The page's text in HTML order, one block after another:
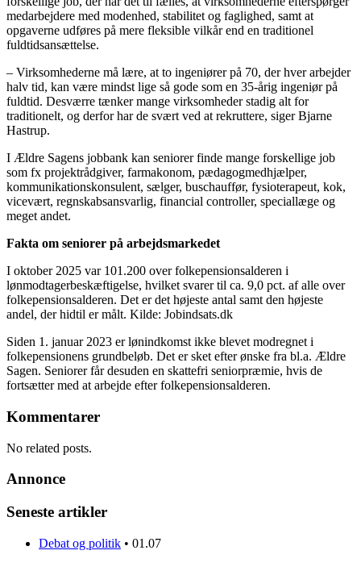
medarbejdere med modenhed, stabilitet og faglighed, samt at
opgaverne udføres på mere fleksible vilkår end en traditionel
fuldtidsansættelse.
– Virksomhederne må lære, at to ingeniører på 70, der hver arbejder
halv tid, kan være mindst lige så gode som en 35-årig ingeniør på
fuldtid. Desværre tænker mange virksomheder stadig alt for
traditionelt, og derfor har de svært ved at rekruttere, siger Bjarne
Hastrup.
I Ældre Sagens jobbank kan seniorer finde mange forskellige job
som fx projektrådgiver, farmakonom, pædagogmedhjælper,
kommunikationskonsulent, sælger, buschauffør, fysioterapeut, kok,
vicevært, regnskabsansvarlig, financial controller, speciallæge og
meget andet.
Fakta om seniorer på arbejdsmarkedet
I oktober 2025 var 101.200 over folkepensionsalderen i
lønmodtagerbeskæftigelse, hvilket svarer til ca. 9,0 pct. af alle over
folkepensionsalderen. Det er det højeste antal samt den højeste
andel, der hidtil er målt. Kilde: Jobindsats.dk
Siden 1. januar 2023 er lønindkomst ikke blevet modregnet i
folkepensionens grundbeløb. Det er sket efter ønske fra bl.a. Ældre
Sagen. Seniorer får desuden en skattefri seniorpræmie, hvis de
fortsætter med at arbejde efter folkepensionsalderen.
Kommentarer
No related posts.
Annonce
Seneste artikler
Debat og politik • 01.07